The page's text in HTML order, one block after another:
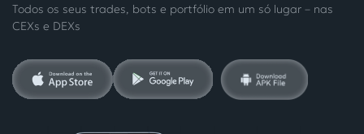
Todos os seus trades, bots e portfólio em um só lugar – nas
CEXs e DEXs